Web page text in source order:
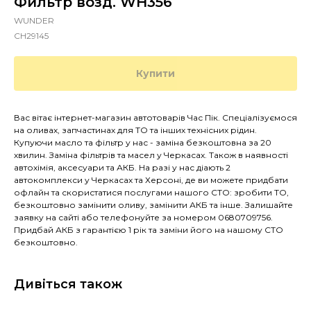
WUNDER
CH29145
Купити
Вас вітає інтернет-магазин автотоварів Час Пік. Спеціалізуємося
на оливах, запчастинах для ТО та інших технісних рідин.
Купуючи масло та фільтр у нас - заміна безкоштовна за 20
хвилин. Заміна фільтрів та масел у Черкасах. Також в наявності
автохімія, аксесуари та АКБ. На разі у нас діають 2
автокомплекси у Черкасах та Херсоні, де ви можете придбати
офлайн та скористатися послугами нашого СТО: зробити ТО,
безкоштовно замінити оливу, замінити АКБ та інше. Залишайте
заявку на сайті або телефонуйте за номером 0680709756.
Придбай АКБ з гарантією 1 рік та заміни його на нашому СТО
безкоштовно.
Дивіться також